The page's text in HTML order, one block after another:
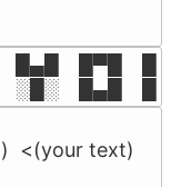
█▄█ █▀█
░█░ █▄█
<(your text)